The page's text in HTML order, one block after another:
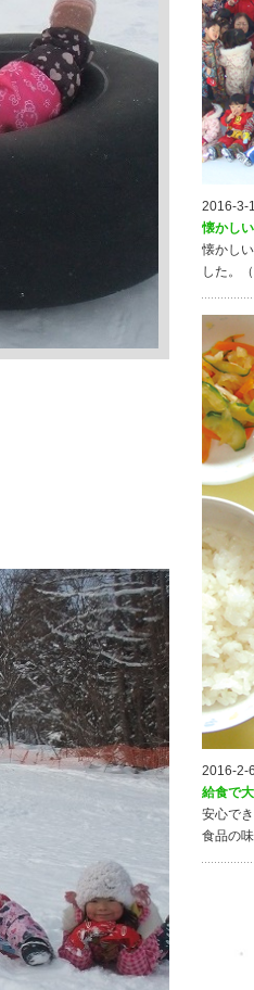
2016-3-1
懐かし
懐かし
した。
2016-2-6
給食で
安心で
食品の